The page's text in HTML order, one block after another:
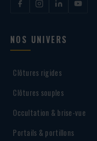
NOS UNIVERS
Clôtures rigides
Clôtures souples
Occultation & brise-vue
Portails & portillons